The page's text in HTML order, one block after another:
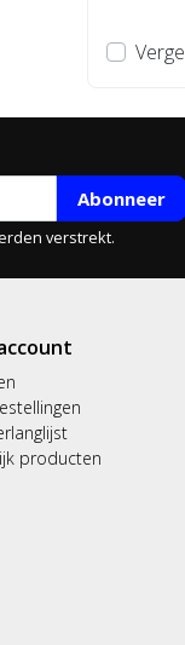
Abonneer
verstrekt.
producten